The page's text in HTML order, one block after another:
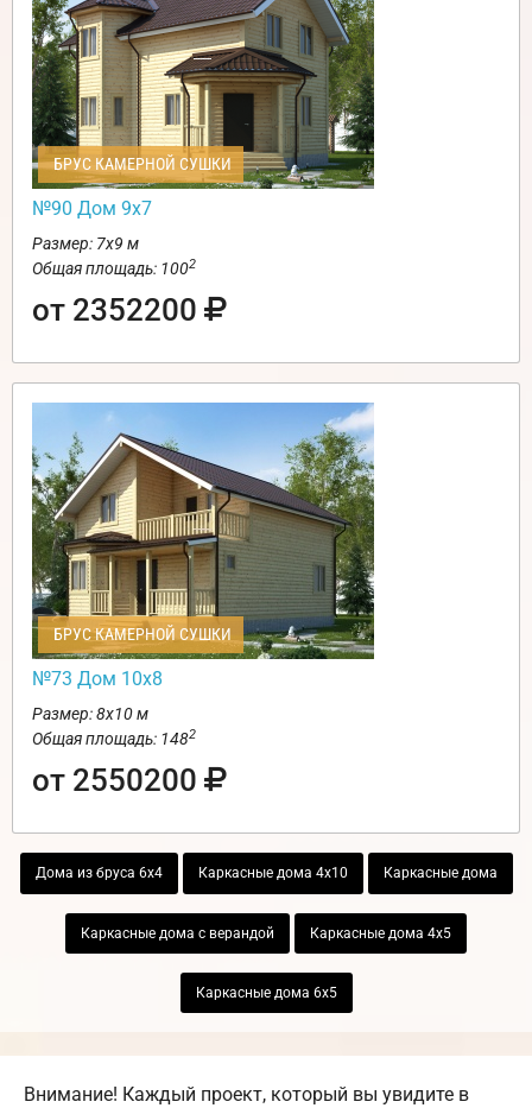
БРУС КАМЕРНОЙ СУШКИ
№90 Дом 9х7
Размер: 7х9 м
Общая площадь: 1002
от 2352200
БРУС КАМЕРНОЙ СУШКИ
№73 Дом 10х8
Размер: 8х10 м
Общая площадь: 1482
от 2550200
Дома из бруса 6х4 Каркасные дома 4х10 Каркасные дома
Каркасные дома с верандой Каркасные дома 4х5
Каркасные дома 6х5
Внимание! Каждый проект, который вы увидите в